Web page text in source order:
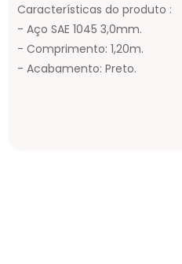
Características do produto :
- Aço SAE 1045 3,0mm.
- Comprimento: 1,20m.
- Acabamento: Preto.